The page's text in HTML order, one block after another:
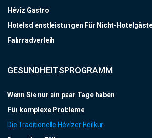
Hévíz Gastro
Hotelsdienstleistungen Für Nicht-Hotelgäste
Fahrradverleih
GESUNDHEITSPROGRAMM
Wenn Sie nur ein paar Tage haben
Für komplexe Probleme
Die Traditionelle Hévízer Heilkur